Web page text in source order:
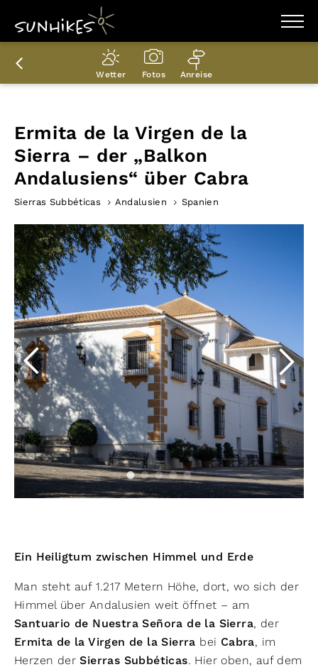
WANDERZIELE
WANDERUNGEN
ENTDECKEN
PLANER
Wetter Fotos Anreise
Ermita de la Virgen de la
Sierra – der „Balkon
Andalusiens“ über Cabra
Sierras Subbéticas Andalusien Spanien
Ein Heiligtum zwischen Himmel und Erde
Man steht auf 1.217 Metern Höhe, dort, wo sich der
Himmel über Andalusien weit öffnet – am
Santuario de Nuestra Señora de la Sierra, der
Ermita de la Virgen de la Sierra bei Cabra, im
Herzen der Sierras Subbéticas. Hier oben, auf dem